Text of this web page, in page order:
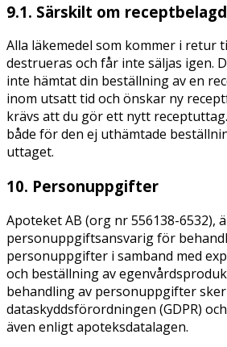
9.1. Särskilt om
Alla läkemedel som kommer i retur
destrueras och får inte säljas igen.
inte hämtat din beställning av en
inom utsatt tid och önskar ny
krävs att du gör ett nytt
både för den ej uthämtade
uttaget.
10. Personuppgifter
Apoteket AB (org nr 556138-6532),
personuppgiftsansvarig för
personuppgifter i samband med
och beställning av
behandling av personuppgifter
dataskyddsförordningen (GDPR)
även enligt apoteksdatalagen.